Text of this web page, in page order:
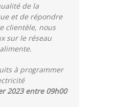
de la
et de répondre
clientèle, nous
sur le réseau
à programmer
2023 entre 09h00